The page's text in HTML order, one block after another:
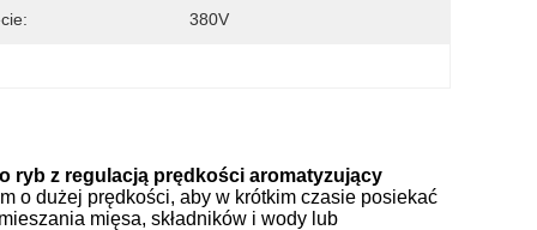
380V
ryb z regulacją prędkości aromatyzujący
o dużej prędkości, aby w krótkim czasie posiekać
mięsa, składników i wody lub